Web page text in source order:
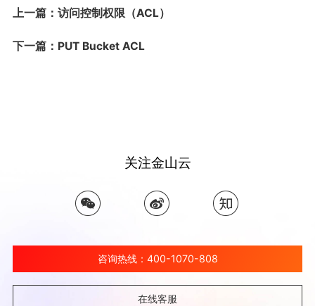
上一篇：访问控制权限（ACL）
下一篇：PUT Bucket ACL
关注金山云
咨询热线：400-1070-808
在线客服